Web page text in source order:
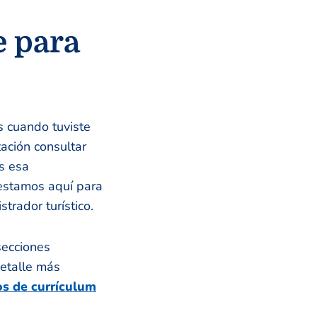
para
cuando tuviste
consultar
esa
aquí para
turístico.
más
de currículum